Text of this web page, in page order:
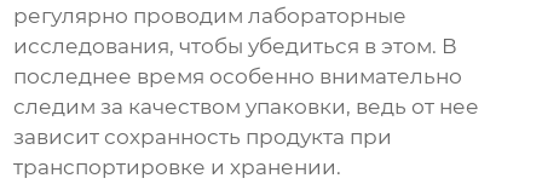
регулярно проводим лабораторные
исследования, чтобы убедиться в этом. В
последнее время особенно внимательно
следим за качеством упаковки, ведь от нее
зависит сохранность продукта при
транспортировке и хранении.